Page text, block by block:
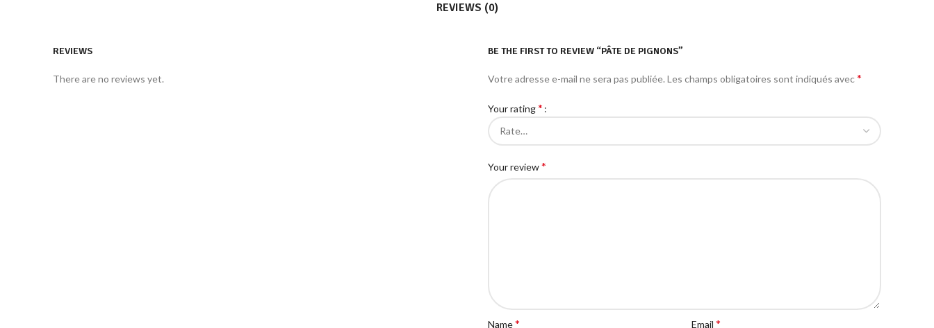
REVIEWS (0)
REVIEWS
There are no reviews yet.
BE THE FIRST TO REVIEW “PÂTE DE PIGNONS”
Votre adresse e-mail ne sera pas publiée. Les champs obligatoires sont indiqués avec*
Your rating*
Your review*
Name* Email *